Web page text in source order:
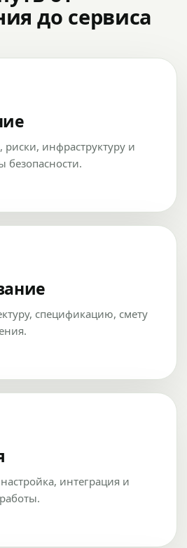
до сервиса
инфраструктуру и
безопасности.
спецификацию, смету
интеграция и